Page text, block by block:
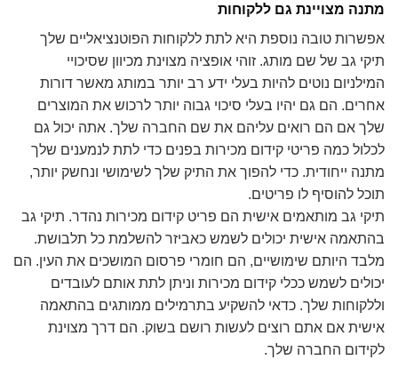
מתנה מצויינת גם ללקוחות
אפשרות טובה נוספת היא לתת ללקוחות הפוטנציאליים שלך
תיקי גב של שם מותג. זוהי אופציה מצוינת מכיוון שסיכויי
המילניום נוטים להיות בעלי ידע רב יותר במותג מאשר דורות
אחרים. הם גם יהיו בעלי סיכוי גבוה יותר לרכוש את המוצרים
שלך אם הם רואים עליהם את שם החברה שלך. אתה יכול גם
לכלול כמה פריטי קידום מכירות בפנים כדי לתת לנמענים שלך
מתנה ייחודית. כדי להפוך את התיק שלך לשימושי ונחשק יותר,
תוכל להוסיף לו פריטים.
תיקי גב מותאמים אישית הם פריט קידום מכירות נהדר. תיקי גב
בהתאמה אישית יכולים לשמש כאביזר להשלמת כל תלבושת.
מלבד היותם שימושיים, הם חומרי פרסום המושכים את העין. הם
יכולים לשמש ככלי קידום מכירות וניתן לתת אותם לעובדים
וללקוחות שלך. כדאי להשקיע בתרמילים ממותגים בהתאמה
אישית אם אתם רוצים לעשות רושם בשוק. הם דרך מצוינת
לקידום החברה שלך.